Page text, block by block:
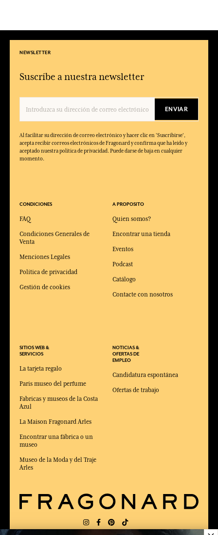
NEWSLETTER
Suscríbe a nuestra newsletter
ENVIAR
Al facilitar su dirección de correo electrónico y hacer clic en 'Suscribirse',
acepta recibir correos electrónicos de Fragonard y confirma que ha leído y
aceptado nuestra política de privacidad. Puede darse de baja en cualquier
momento.
CONDICIONES
FAQ
Condiciones Generales de
Venta
Menciones Legales
Política de privacidad
Gestión de cookies
SITIOS WEB &
SERVICIOS
La tarjeta regalo
Paris museo del perfume
Fabricas y museos de la Costa
Azul
La Maison Fragonard Arles
Encontrar una fábrica o un
museo
Museo de la Moda y del Traje
Arles
A PROPOSITO
Quien somos?
Encontrar una tienda
Eventos
Podcast
Catálogo
Contacte con nosotros
NOTICIAS &
OFERTAS DE
EMPLEO
Candidatura espontánea
Ofertas de trabajo